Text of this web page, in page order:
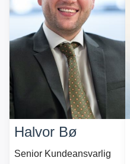
Halvor Bø
Senior Kundeansvarlig